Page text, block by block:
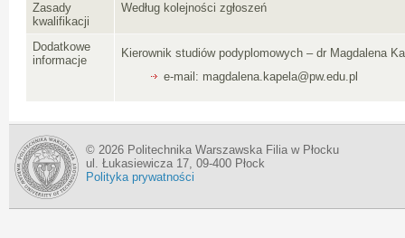
Zasady
kwalifikacji
Według kolejności zgłoszeń
Dodatkowe
informacje
Kierownik studiów podyplomowych – dr Magdalena
e-mail: magdalena.kapela@pw.edu.pl
© 2026 Politechnika Warszawska Filia w Płocku
ul. Łukasiewicza 17, 09-400 Płock
Polityka prywatności